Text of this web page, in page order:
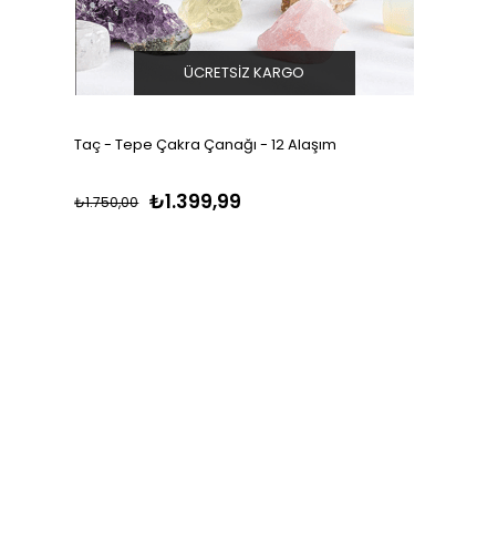
Taç - Tepe Çakra Çanağı - 12 Alaşım
₺1.399,99
₺1.750,00
ÜCRETSIZ KARGO